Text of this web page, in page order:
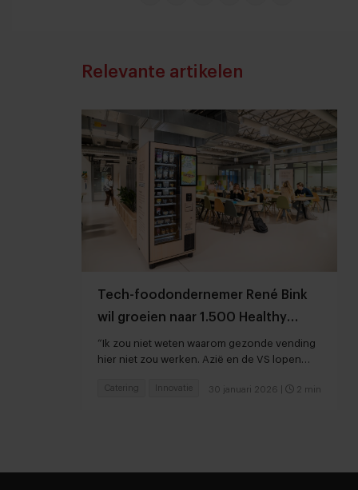
Relevante artikelen
Tech-foodondernemer René Bink
wil groeien naar 1.500 Healthy
Fridges in Nederland
“Ik zou niet weten waarom gezonde vending
hier niet zou werken. Azië en de VS lopen
30 januari 2026 2 min
Catering Innovatie